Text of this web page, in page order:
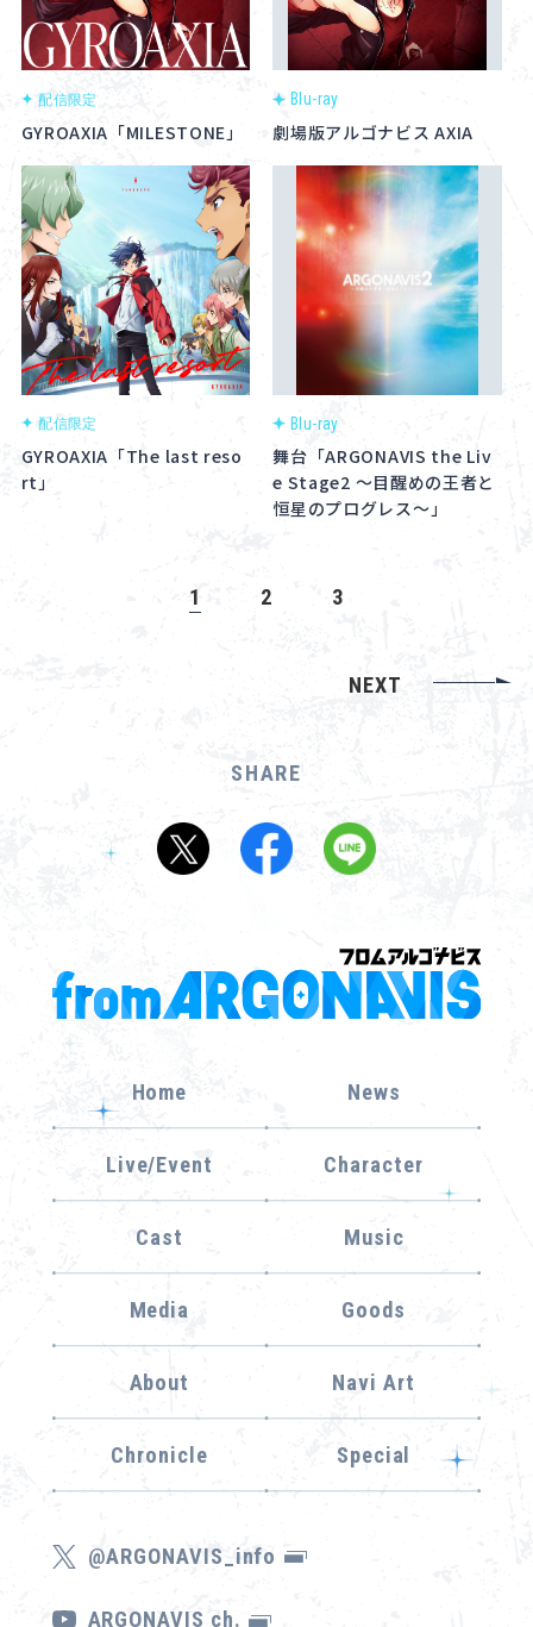
配信限定
GYROAXIA「MILESTONE」
Blu-ray
劇場版アルゴナビス AXIA
配信限定
GYROAXIA「The last reso
rt」
Blu-ray
舞台「ARGONAVIS the Liv
e Stage2 ～目醒めの王者と
恒星のプログレス～」
1 2 3
NEXT
Home News
Live/Event Character
Cast Music
Media Goods
About Navi Art
Chronicle Special
@ARGONAVIS_info
ARGONAVIS ch.
SHARE